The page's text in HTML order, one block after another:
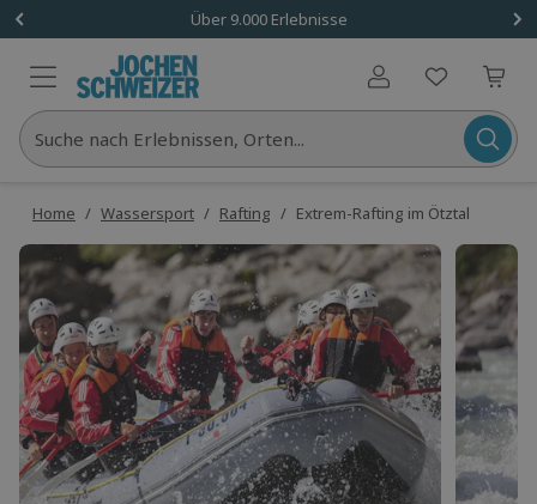
Über 9.000 Erlebnisse
Benutzerkonto
Suche nach Erlebnissen, Orten...
Home / Wassersport / Rafting / Extrem-Rafting im Ötztal